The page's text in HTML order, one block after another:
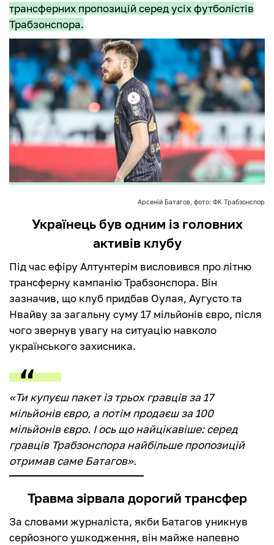
трансферних пропозицій серед усіх футболістів
Трабзонспора.
Арсеній Батагов, фото: ФК Трабзонспор
Українець був одним із головних
активів клубу
Під час ефіру Алтунтерім висловився про літню
трансферну кампанію Трабзонспора. Він
зазначив, що клуб придбав Оулая, Аугусто та
Нвайву за загальну суму 17 мільйонів євро, після
чого звернув увагу на ситуацію навколо
українського захисника.
«Ти купуєш пакет із трьох гравців за 17
мільйонів євро, а потім продаєш за 100
мільйонів євро. І ось що найцікавіше: серед
гравців Трабзонспора найбільше пропозицій
отримав саме Батагов».
Травма зірвала дорогий трансфер
За словами журналіста, якби Батагов уникнув
серйозного ушкодження, він майже напевно